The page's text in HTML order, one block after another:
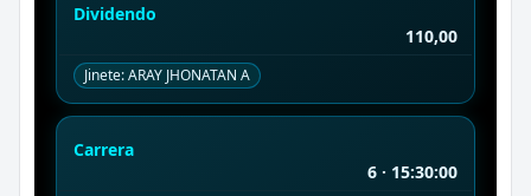
Dividendo
110,00
Jinete: ARAY JHONΑΤΑΝ Α
Carrera
6 · 15:30:00